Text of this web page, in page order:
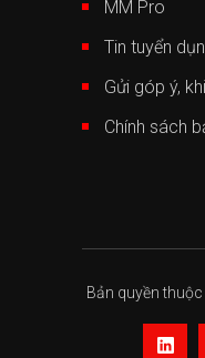
MM Pro
Tin tuyển
Gửi góp ý,
Chính sách
Bản quyền